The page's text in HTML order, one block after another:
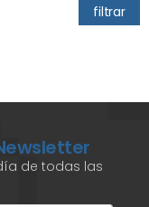
filtrar
de todas las